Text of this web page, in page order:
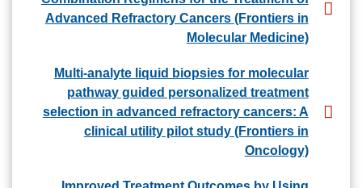
Advanced Refractory Cancers (Frontiers in
Molecular Medicine)
Multi-analyte liquid biopsies for molecular
pathway guided personalized treatment
selection in advanced refractory cancers: A
clinical utility pilot study (Frontiers in
Oncology)